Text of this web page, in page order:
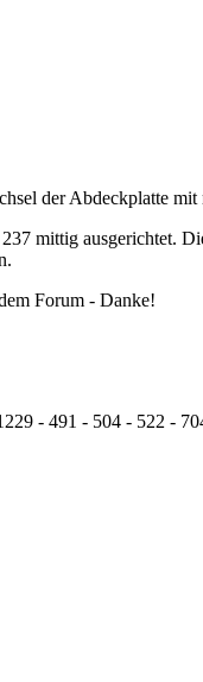
der Abdeckplatte
mittig ausgerichtet.
Forum - Danke!
- 491 - 504 - 522 -